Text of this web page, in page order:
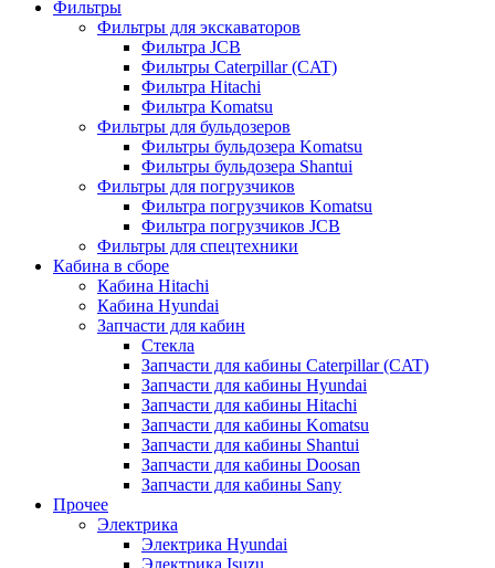
Фильтры
Фильтры для экскаваторов
Фильтра JCB
Фильтры Caterpillar (CAT)
Фильтра Hitachi
Фильтра Komatsu
Фильтры для бульдозеров
Фильтры бульдозера Komatsu
Фильтры бульдозера Shantui
Фильтры для погрузчиков
Фильтра погрузчиков Komatsu
Фильтра погрузчиков JCB
Фильтры для спецтехники
Кабина в сборе
Кабина Hitachi
Кабина Hyundai
Запчасти для кабин
Стекла
Запчасти для кабины Caterpillar (CAT)
Запчасти для кабины Hyundai
Запчасти для кабины Hitachi
Запчасти для кабины Komatsu
Запчасти для кабины Shantui
Запчасти для кабины Doosan
Запчасти для кабины Sany
Прочее
Электрика
Электрика Hyundai
Электрика Isuzu